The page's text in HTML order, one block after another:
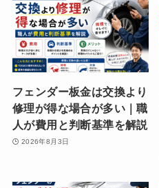
フェンダー板金は交換より
修理が得な場合が多い｜職
人が費用と判断基準を解説
2026年8月3日